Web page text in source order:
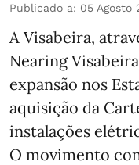
Publicado a: 05 Agosto
A Visabeira,
Nearing
expansão nos
aquisição da
instalações
O movimento